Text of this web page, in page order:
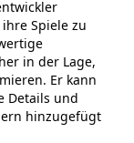
Spiele zu
in der Lage,
Er kann
Details und
hinzugefügt